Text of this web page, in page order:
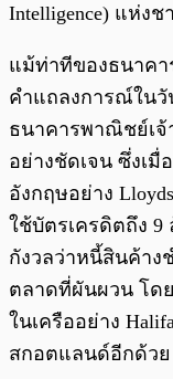
Intelligence) แห่ง
แม้ท่าทีของธนาคา
คำแถลงการณ์ใน
ธนาคารพาณิชย์เ
อย่างชัดเจน ซึ่งเ
อังกฤษอย่าง
ใช้บัตรเครดิตถึง 9
กังวลว่าหนี้สินค้าง
ตลาดที่ผันผวน โด
ในเครืออย่าง
สกอตแลนด์อีกด้วย